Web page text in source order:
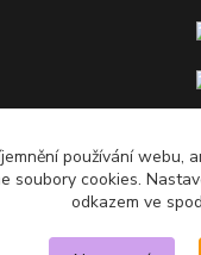
používání webu,
soubory cookies.
odkazem ve